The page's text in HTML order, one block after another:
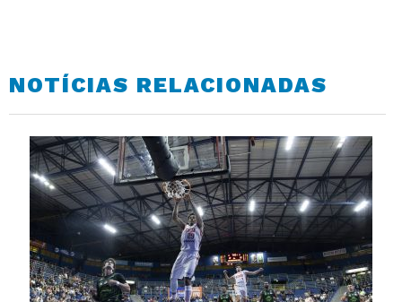
NOTÍCIAS RELACIONADAS